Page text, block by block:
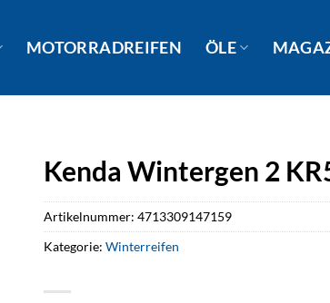
MOTORRADREIFEN ÖLE
Kenda Wintergen 2
Artikelnummer:4713309147159
Kategorie:Winterreifen